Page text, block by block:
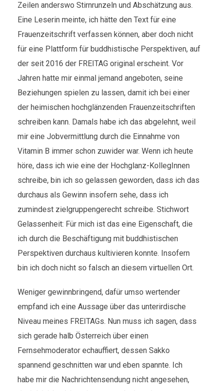
Zeilen anderswo Stirnrunzeln und Abschätzung aus.
Eine Leserin meinte, ich hätte den Text für eine
Frauenzeitschrift verfassen können, aber doch nicht
für eine Plattform für buddhistische Perspektiven, auf
der seit 2016 der FREITAG original erscheint. Vor
Jahren hatte mir einmal jemand angeboten, seine
Beziehungen spielen zu lassen, damit ich bei einer
der heimischen hochglänzenden Frauenzeitschriften
schreiben kann. Damals habe ich das abgelehnt, weil
mir eine Jobvermittlung durch die Einnahme von
Vitamin B immer schon zuwider war. Wenn ich heute
höre, dass ich wie eine der Hochglanz-KollegInnen
schreibe, bin ich so gelassen geworden, dass ich das
durchaus als Gewinn insofern sehe, dass ich
zumindest zielgruppengerecht schreibe. Stichwort
Gelassenheit: Für mich ist das eine Eigenschaft, die
ich durch die Beschäftigung mit buddhistischen
Perspektiven durchaus kultivieren konnte. Insofern
bin ich doch nicht so falsch an diesem virtuellen Ort.
Weniger gewinnbringend, dafür umso wertender
empfand ich eine Aussage über das unterirdische
Niveau meines FREITAGs. Nun muss ich sagen, dass
sich gerade halb Österreich über einen
Fernsehmoderator echauffiert, dessen Sakko
spannend geschnitten war und eben spannte. Ich
habe mir die Nachrichtensendung nicht angesehen,